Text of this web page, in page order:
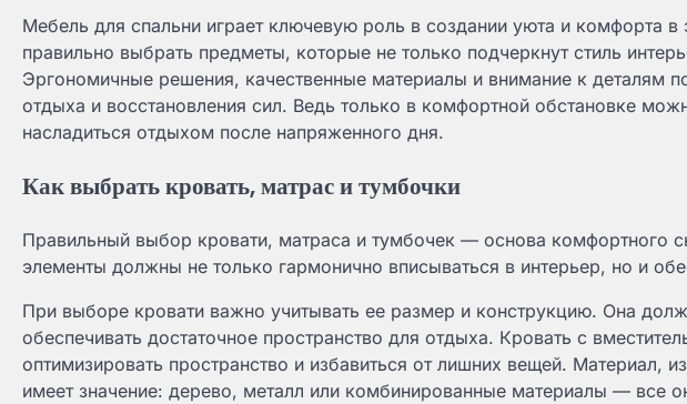
Мебель для спальни играет ключевую роль в создании уюта и комфорта
правильно выбрать предметы, которые не только подчеркнут стиль
Эргономичные решения, качественные материалы и внимание к деталям
отдыха и восстановления сил. Ведь только в комфортной обстановке
насладиться отдыхом после напряженного дня.
Как выбрать кровать, матрас и тумбочки
Правильный выбор кровати, матраса и тумбочек — основа комфортного
элементы должны не только гармонично вписываться в интерьер, но и
При выборе кровати важно учитывать ее размер и конструкцию. Она
обеспечивать достаточное пространство для отдыха. Кровать с
оптимизировать пространство и избавиться от лишних вещей. Материал,
имеет значение: дерево, металл или комбинированные материалы — все